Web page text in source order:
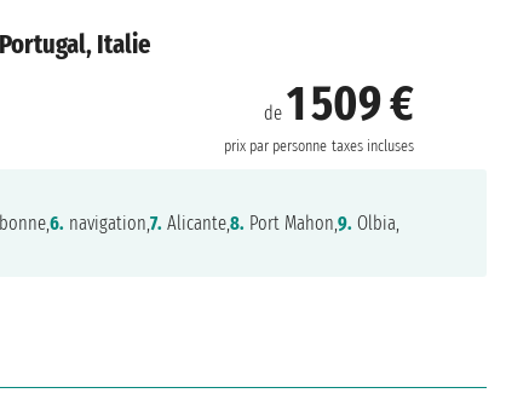
Italie
de 1 509 €
prix par personne taxes incluses
6. navigation,7. Alicante,8. Port Mahon,9. Olbia,